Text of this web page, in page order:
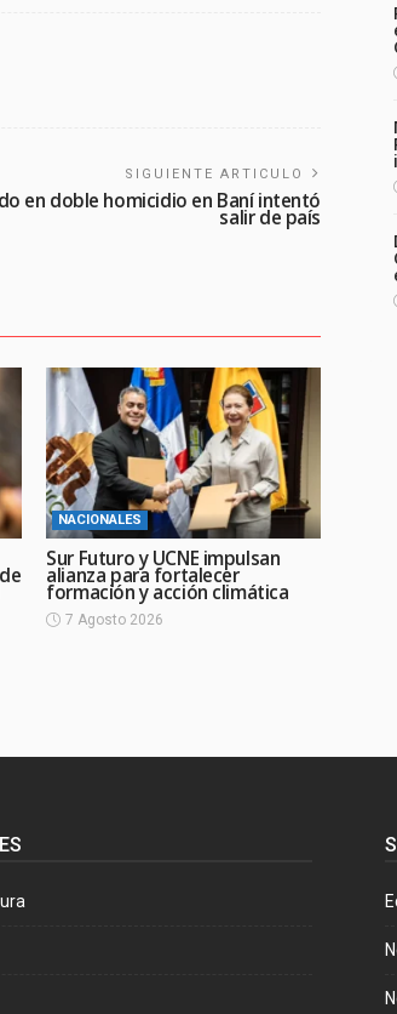
SIGUIENTE ARTICULO
en doble homicidio en Baní intentó
salir de país
NACIONALES
Sur Futuro y UCNE impulsan
alianza para fortalecer
formación y acción climática
7 Agosto 2026